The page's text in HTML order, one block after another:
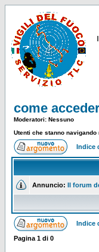
come
Moderatori: Nessuno
Utenti che stanno navigando
Indice
Annuncio: Il forum
Indice
Pagina 1 di 0